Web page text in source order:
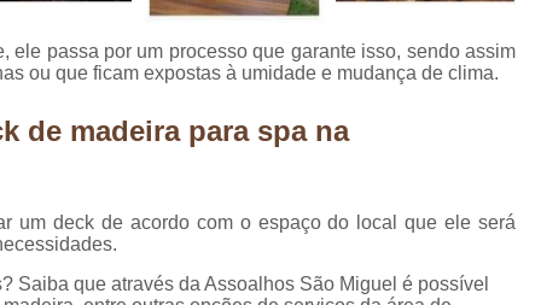
Marcenaria de Planejados para Quarto
Loja
Móveis Planejados em São
Móveis Planejados para Quarto de
Móveis Planejados para Sala de
ele passa por um processo que garante isso, sendo assim
ou que ficam expostas à umidade e mudança de clima.
de madeira para spa na
um deck de acordo com o espaço do local que ele será
Saiba que através da Assoalhos São Miguel é possível